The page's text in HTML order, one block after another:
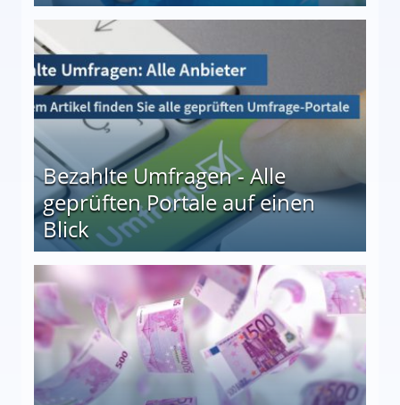
Bezahlte Umfragen - Alle
geprüften Portale auf einen
Blick
auf einen Blick